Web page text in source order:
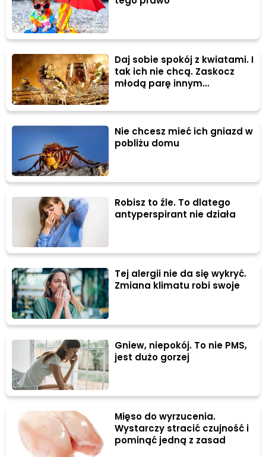
Daj sobie spokój z kwiatami. I
tak ich nie chcą. Zaskocz
młodą parę innym
Nie chcesz mieć ich gniazd w
pobliżu domu
Robisz to źle. To dlatego
antyperspirant nie działa
Tej alergii nie da się wykryć.
Zmiana klimatu robi swoje
Gniew, niepokój. To nie PMS,
jest dużo gorzej
Mięso do wyrzucenia.
Wystarczy stracić czujność i
pominąć jedną z zasad